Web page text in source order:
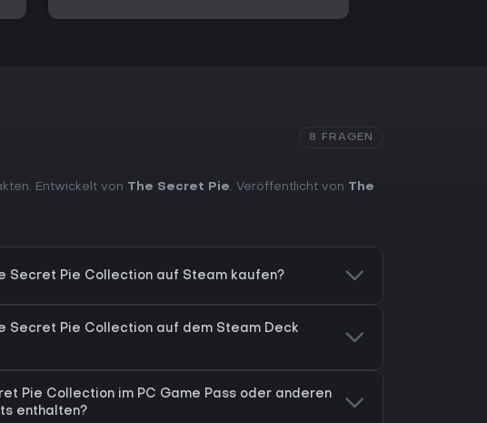
8 FRAGEN
Entwickelt von The Secret Pie. Veröffentlicht von The
Secret Pie Collection auf Steam kaufen?
Secret Pie Collection auf dem Steam Deck
Pie Collection im PC Game Pass oder anderen
enthalten?